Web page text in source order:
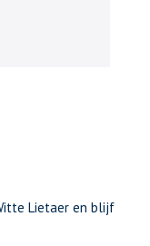
Lietaer en blijf